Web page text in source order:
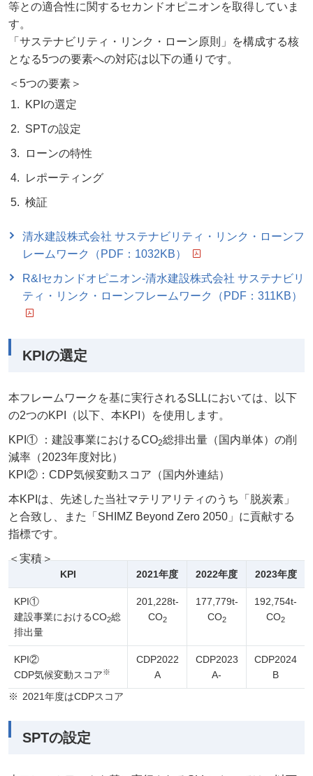
等との適合性に関するセカンドオピニオンを取得していま
す。
「サステナビリティ・リンク・ローン原則」を構成する核
となる5つの要素への対応は以下の通りです。
＜5つの要素＞
KPIの選定
SPTの設定
ローンの特性
レポーティング
検証
清水建設株式会社 サステナビリティ・リンク・ローンフ
レームワーク（PDF：1032KB）
R&Iセカンドオピニオン-清水建設株式会社 サステナビリ
ティ・リンク・ローンフレームワーク（PDF：311KB）
KPIの選定
本フレームワークを基に実行されるSLLにおいては、以下
の2つのKPI（以下、本KPI）を使用します。
KPI① ：建設事業におけるCO2総排出量（国内単体）の削
減率（2023年度対比）
KPI②：CDP気候変動スコア（国内外連結）
本KPIは、先述した当社マテリアリティのうち「脱炭素」
と合致し、また「SHIMZ Beyond Zero 2050」に貢献する
指標です。
＜実積＞
KPI 2021年度 2022年度 2023年度
KPI①
建設事業におけるCO2総
排出量
201,228t-
CO2
177,779t-
CO2
192,754t-
CO2
KPI②
CDP気候変動スコア※
CDP2022
A
CDP2023
A-
CDP2024
B
2021年度はCDPスコア
SPTの設定